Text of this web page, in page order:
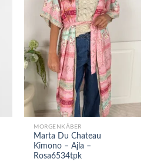
MORGENKÅBER
Marta Du Chateau
Kimono – Ajla –
Rosa6534tpk